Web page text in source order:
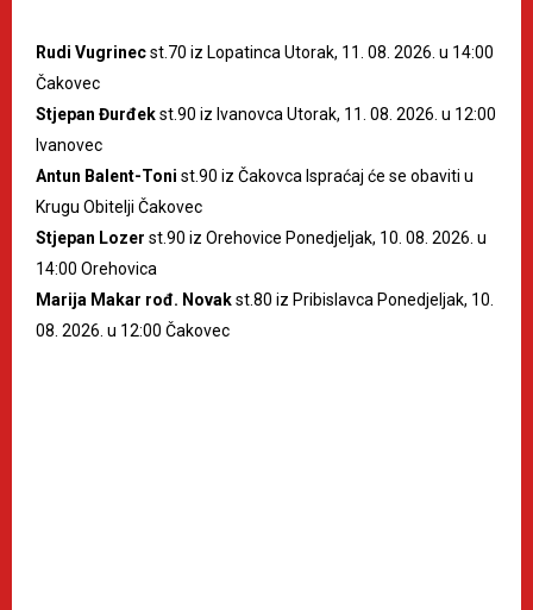
Rudi Vugrinecst.70 iz Lopatinca Utorak, 11. 08. 2026. u 14:00
Čakovec
Stjepan Đurđekst.90 iz Ivanovca Utorak, 11. 08. 2026. u 12:00
Ivanovec
Antun Balent-Toni st.90 iz Čakovca Ispraćaj će se obaviti u
Krugu Obitelji Čakovec
Stjepan Lozer st.90 iz Orehovice Ponedjeljak, 10. 08. 2026. u
14:00 Orehovica
Marija Makar rođ. Novakst.80 iz Pribislavca Ponedjeljak, 10.
08. 2026. u 12:00 Čakovec